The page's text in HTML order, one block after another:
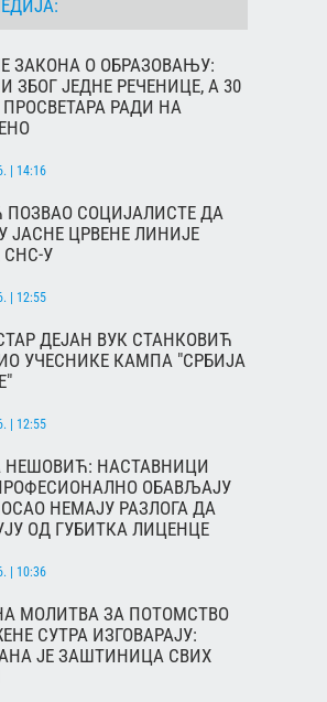
ЗАКОНА О ОБРАЗОВАЊУ:
ЗБОГ ЈЕДНЕ РЕЧЕНИЦЕ, А 30
РАДИ НА
| 14:16
СОЦИЈАЛИСТЕ ДА
ЈАСНЕ ЦРВЕНЕ ЛИНИЈЕ
У
| 12:55
ДЕЈАН ВУК СТАНКОВИЋ
УЧЕСНИКЕ КАМПА "СРБИЈА
| 12:55
НЕШОВИЋ: НАСТАВНИЦИ
ОБАВЉАЈУ
НЕМАЈУ РАЗЛОГА ДА
ОД ГУБИТКА ЛИЦЕНЦЕ
| 10:36
МОЛИТВА ЗА ПОТОМСТВО
СУТРА ИЗГОВАРАЈУ:
ЈЕ ЗАШТИНИЦА СВИХ